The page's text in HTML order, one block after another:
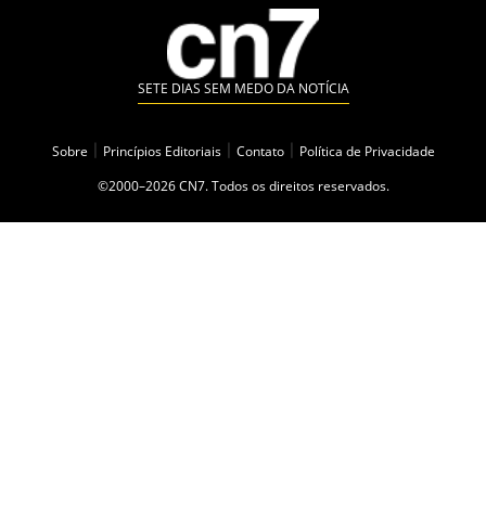
SETE DIAS SEM MEDO DA NOTÍCIA
Sobre Princípios Editoriais Contato
Política de Privacidade
©2000–2026 CN7. Todos os direitos reservados.